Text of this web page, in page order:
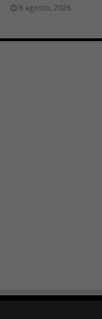
8 agosto, 2026